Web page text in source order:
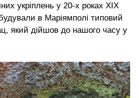
укріплень у 20-х роках XIX
в Маріямполі типовий
який дійшов до нашого часу у